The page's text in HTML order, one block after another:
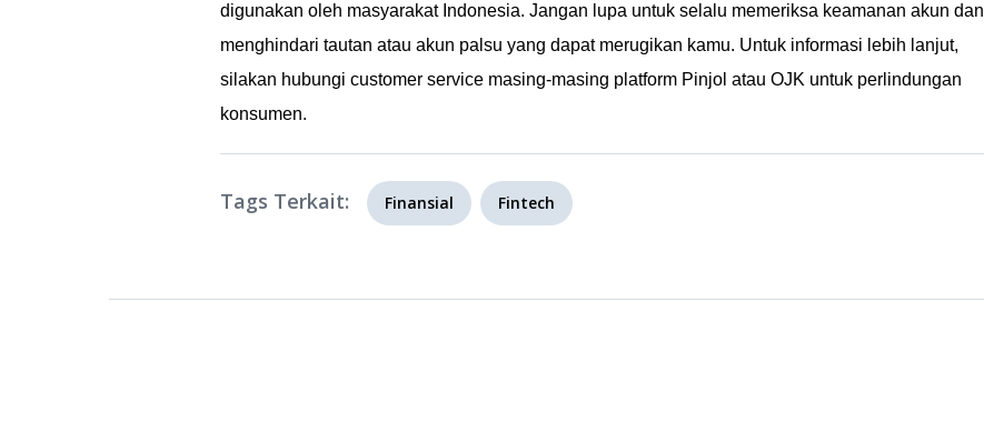
digunakan oleh masyarakat Indonesia. Jangan lupa untuk selalu memeriksa keamanan akun dan
menghindari tautan atau akun palsu yang dapat merugikan kamu. Untuk informasi lebih lanjut,
silakan hubungi customer service masing-masing platform Pinjol atau OJK untuk perlindungan
konsumen.
Tags Terkait: Finansial Fintech